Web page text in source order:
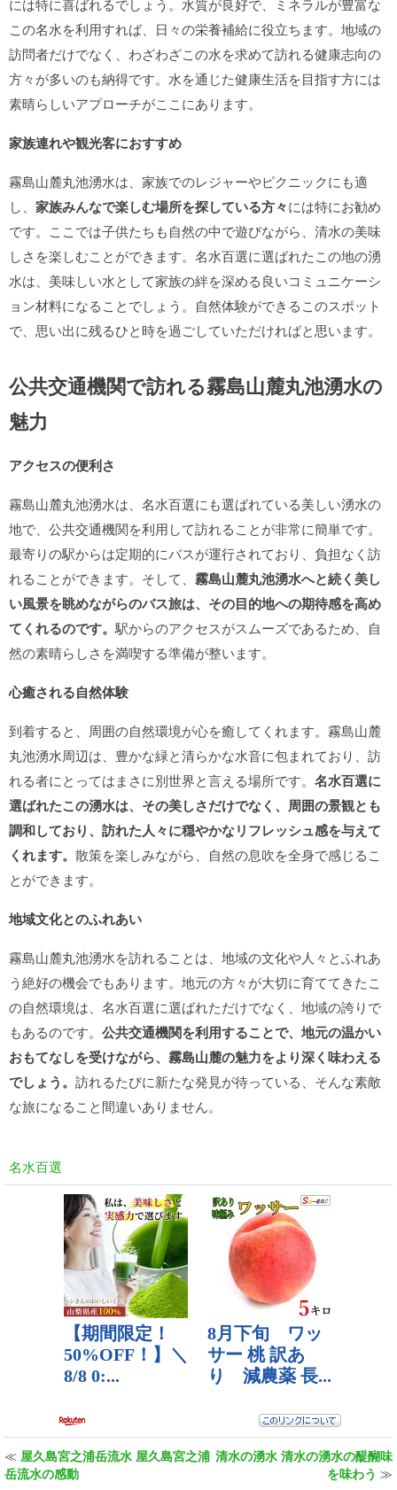
には特に喜ばれるでしょう。水質が良好で、ミネラルが豊富な
この名水を利用すれば、日々の栄養補給に役立ちます。地域の
訪問者だけでなく、わざわざこの水を求めて訪れる健康志向の
方々が多いのも納得です。水を通じた健康生活を目指す方には
素晴らしいアプローチがここにあります。
家族連れや観光客におすすめ
霧島山麓丸池湧水は、家族でのレジャーやピクニックにも適
し、 家族みんなで楽しむ場所を探している方々には特にお勧め
です。ここでは子供たちも自然の中で遊びながら、清水の美味
しさを楽しむことができます。名水百選に選ばれたこの地の湧
水は、美味しい水として家族の絆を深める良いコミュニケーシ
ョン材料になることでしょう。自然体験ができるこのスポット
で、思い出に残るひと時を過ごしていただければと思います。
公共交通機関で訪れる霧島山麓丸池湧水の
魅力
アクセスの便利さ
霧島山麓丸池湧水は、名水百選にも選ばれている美しい湧水の
地で、公共交通機関を利用して訪れることが非常に簡単です。
最寄りの駅からは定期的にバスが運行されており、負担なく訪
れることができます。そして、 霧島山麓丸池湧水へと続く美し
い風景を眺めながらのバス旅は、その目的地への期待感を高め
てくれるのです。駅からのアクセスがスムーズであるため、自
然の素晴らしさを満喫する準備が整います。
心癒される自然体験
到着すると、周囲の自然環境が心を癒してくれます。霧島山麓
丸池湧水周辺は、豊かな緑と清らかな水音に包まれており、訪
れる者にとってはまさに別世界と言える場所です。 名水百選に
選ばれたこの湧水は、その美しさだけでなく、周囲の景観とも
調和しており、訪れた人々に穏やかなリフレッシュ感を与えて
くれます。 散策を楽しみながら、自然の息吹を全身で感じるこ
とができます。
地域文化とのふれあい
霧島山麓丸池湧水を訪れることは、地域の文化や人々とふれあ
う絶好の機会でもあります。地元の方々が大切に育ててきたこ
の自然環境は、名水百選に選ばれただけでなく、地域の誇りで
もあるのです。 公共交通機関を利用することで、地元の温かい
おもてなしを受けながら、霧島山麓の魅力をより深く味わえる
でしょう。 訪れるたびに新たな発見が待っている、そんな素敵
な旅になること間違いありません。
名水百選
≪ 屋久島宮之浦岳流水 屋久島宮之浦
岳流水の感動
清水の湧水 清水の湧水の醍醐味
を味わう ≫